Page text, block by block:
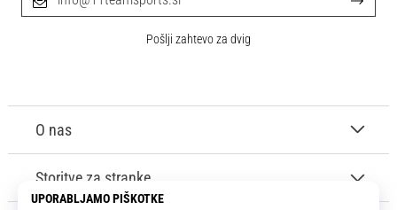
O nas
Storitve za stranke
Pošlji zahtevo za dvig